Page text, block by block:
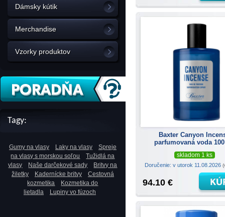
Dámsky kútik
Merchandise
Vzorky produktov
Tagy:
Gumy na vlasy Laky na vlasy
Spreje
na vlasy s morskou soľou
Tužidlá na
vlasy
Naše darčekové sady
Britvy na
žiletky
Kadernícke britvy
Cestovná
kozmetika
Kozmetika do
lietadla
Lupiny vo fúzoch
Baxter Canyon
parfumovaná voda
skladom 1 ks
Doručenie: v utorok 11.08.2026
94.10 €